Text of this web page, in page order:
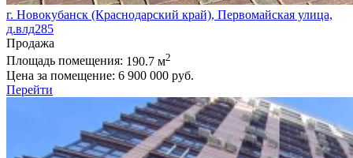
г. Новокубанск (Краснодарский край), Первомайская улица,
д.влд285
Продажа
Площадь помещения: 190.7 м2
Цена за помещение: 6 900 000 руб.
Перейти